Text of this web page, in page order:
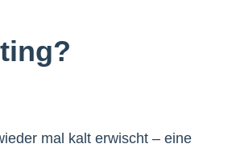
mal kalt erwischt – eine